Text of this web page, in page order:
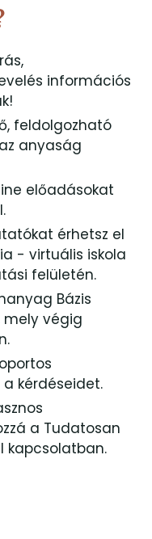
információs
feldolgozható
anyaság
előadásokat
érhetsz el
- virtuális iskola
felületén.
Bázis
végig
kérdéseidet.
a Tudatosan
kapcsolatban.